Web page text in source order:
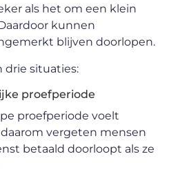
als het om een klein
kunnen
blijven doorlopen.
drie situaties:
proefperiode
proefperiode voelt
vergeten mensen
betaald doorloopt als ze